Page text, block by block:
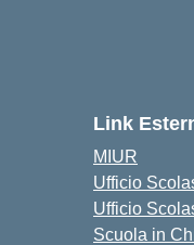
Link
MIUR
Ufficio
Ufficio
Scuola in